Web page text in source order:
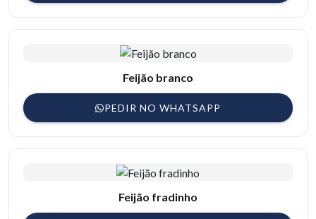
Feijão branco
PEDIR NO WHATSAPP
Feijão fradinho